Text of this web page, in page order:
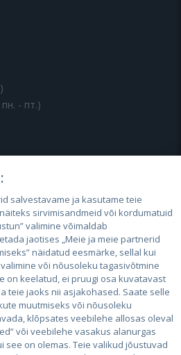
- пт.)
salvestavame ja kasutame teie
sirvimisandmeid või kordumatuid
valimine võimaldab
jaotises „Meie ja meie partnerid
näidatud eesmärke, sellal kui
või nõusoleku tagasivõtmine
on keelatud, ei pruugi osa kuvatavast
teie jaoks nii asjakohased. Saate selle
muutmiseks või nõusoleku
klõpsates veebilehe allosas oleval
või veebilehe vasakus alanurgas
see on olemas. Teie valikud jõustuvad